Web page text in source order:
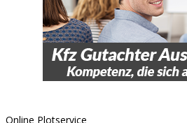
Online Plotservice